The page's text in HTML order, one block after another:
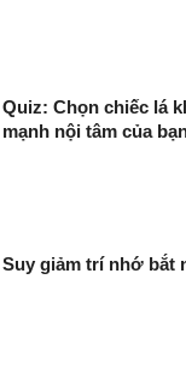
Quiz: Chọn chiếc lá
mạnh nội tâm của
Suy giảm trí nhớ bắt